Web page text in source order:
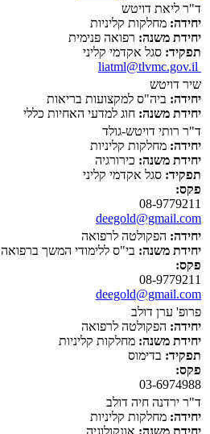
ד"ר ליאת דויטש
יחידה: מחלקות קליניות
יחידת משנה: רפואה פנימית
תפקיד: סגל אקדמי קליני
שיר דויטש
יחידה: ביה"ס למקצועות בריאות
יחידת משנה: חוג למדעי האחיות כללי
ד"ר רותי דויטש-גולד
יחידה: מחלקות קליניות
יחידת משנה: כירורגיה
תפקיד: סגל אקדמי קליני
פקס:
08-9779211
deegold@gmail.com
יחידה: הפקולטה לרפואה
יחידת משנה: בי"ס ללימודי המשך ברפואה
פקס:
08-9779211
deegold@gmail.com
פרופ' ערן דולב
יחידה: הפקולטה לרפואה
יחידת משנה: מחלקות קליניות
תפקיד: בדימוס
פקס:
03-6974988
ד"ר ירדנה חיה דולב
יחידה: מחלקות קליניות
יחידת משנה: אונקולוגיה